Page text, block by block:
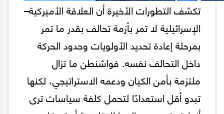
تكشف التطورات الأخيرة أن العلاقة الأميركية–
الإسرائيلية لا تمر بأزمة تحالف بقدر ما تمر
بمرحلة إعادة تحديد الأولويات وحدود الحركة
داخل التحالف نفسه. فواشنطن ما تزال
ملتزمة بأمن الكيان ودعمه الاستراتيجي، لكنها
تبدو أقل استعدادًا لتحمل كلفة سياسات ترى